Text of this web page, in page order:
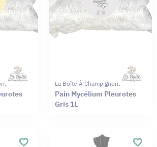
La Boîte À Champignons
Pain Mycélium Pleurotes
Gris 1L